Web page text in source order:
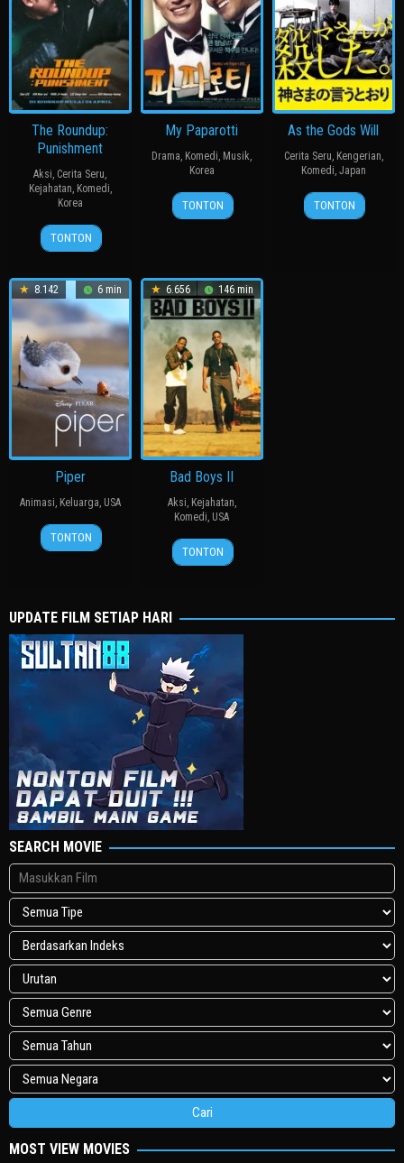
The Roundup:
Punishment
Aksi, Cerita Seru,
Kejahatan, Komedi,
Korea
24
Apr
허
명
TONTON
My Paparotti
Drama, Komedi, Musik,
Korea
14
Mar
윤
종
TONTON
As the Gods Will
Cerita Seru, Kengerian,
Komedi, Japan
15
Nov
三
池
TONTON
8.142 6 min
Piper
Animasi, Keluarga, USA
16
Jun
Alan
Barillaro
TONTON
6.656 146 min
Bad Boys II
Aksi, Kejahatan,
Komedi, USA
18
Jul
Michael
Bay
TONTON
UPDATE FILM SETIAP HARI
SEARCH MOVIE
MOST VIEW MOVIES